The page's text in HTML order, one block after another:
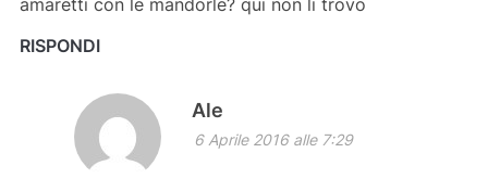
amaretti con le mandorle? qui non li trovo
RISPONDI
Ale
6 Aprile 2016 alle 7:29